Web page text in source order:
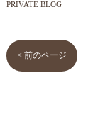
PRIVATE BLOG
< 前のページ